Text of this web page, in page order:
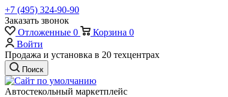
+7 (495) 324-90-90
Заказать звонок
Отложенные 0 Корзина 0
Войти
Продажа и установка в 20 техцентрах
Поиск
Автостекольный маркетплейс